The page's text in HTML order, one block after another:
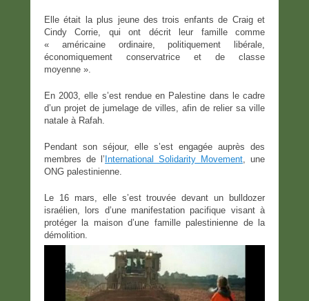
Elle était la plus jeune des trois enfants de Craig et
Cindy Corrie, qui ont décrit leur famille comme
« américaine ordinaire, politiquement libérale,
économiquement conservatrice et de classe
moyenne ».
En 2003, elle s’est rendue en Palestine dans le cadre
d’un projet de jumelage de villes, afin de relier sa ville
natale à Rafah.
Pendant son séjour, elle s’est engagée auprès des
membres de l’ International Solidarity Movement , une
ONG palestinienne.
Le 16 mars, elle s’est trouvée devant un bulldozer
israélien, lors d’une manifestation pacifique visant à
protéger la maison d’une famille palestinienne de la
démolition.